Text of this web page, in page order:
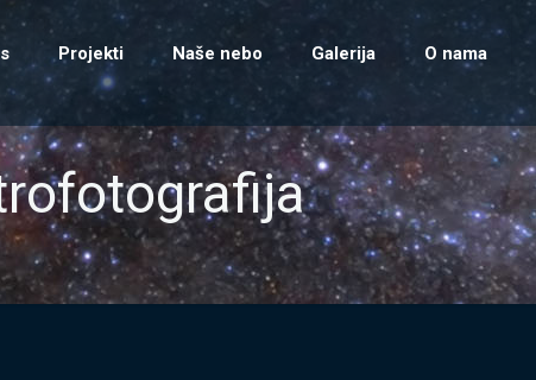
Projekti Naše nebo Galerija O nama